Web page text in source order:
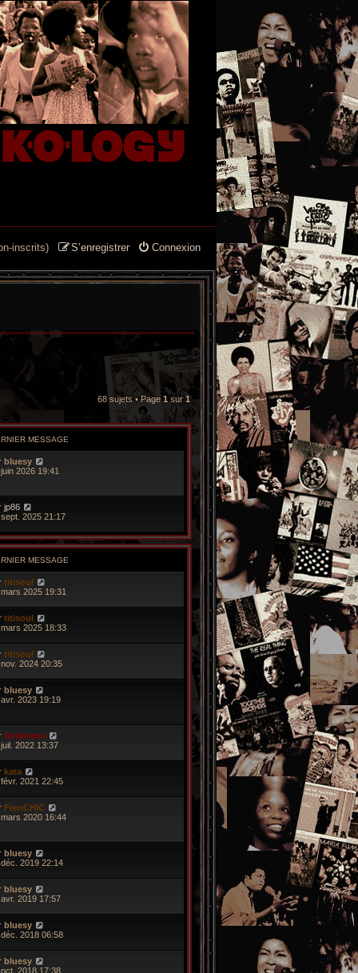
Connexion
S’enregistrer
inscrits)
68 sujets • Page 1 sur1
MESSAGE
bluesy
2026 19:41
jp86
2025 21:17
MESSAGE
titisoul
2025 19:31
titisoul
mars 2025 18:33
titisoul
2024 20:35
bluesy
2023 19:19
funkiness
2022 13:37
kata
2021 22:45
FrenCHIC
2020 16:44
bluesy
2019 22:14
bluesy
2019 17:57
bluesy
2018 06:58
bluesy
2018 17:38